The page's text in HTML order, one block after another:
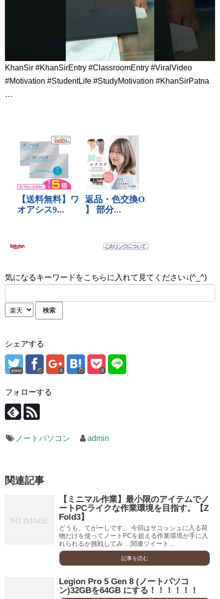
KhanSir​ #KhanSirEntry​ #ClassroomEntry​ #ViralVideo​
#Motivation​ #StudentLife​ #StudyMotivation​ #KhanSirPatna​
…
気になるキーワードをこちらに入れて見てください↓(^_^)
シェアする
error 0 0
フォローする
ノートパソコン admin
関連記事
【ミニマル作業】最小限のアイテムでノ
ートPCライクな作業環境を目指す。【Z
Fold3】
どうも、てがーしです。 今回はサコッシュに入る荷
物だけを使ってノートPCを超える作業環境が手に入
れられるか挑戦してみ ...関連ツイート...
記事を読む
Legion Pro 5 Gen 8 (ノートパソコ
ン)32GBを64GB にする！！！！！！